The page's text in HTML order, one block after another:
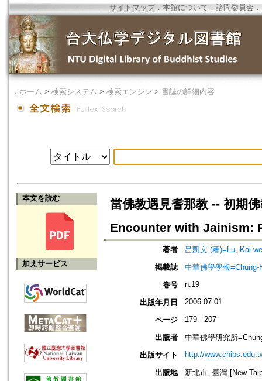
サイトマップ．本館について ． 諮問委員会 ．
． ホーム > 検索システム > 検索エンジン > 書誌の詳細内容
本文を読む
加えサービス
當佛教遇見耆那教 -- 初期
Encounter with Jainism:
著者
呂凱文 (著)=Lu, Kai-
掲載誌
中華佛學學報
巻号
n.19
出版年月日 2006.07.01
ページ 179 - 207
出版者
中華佛學研究所
出版サイト
http://
出版地
新北市, 臺灣 [New